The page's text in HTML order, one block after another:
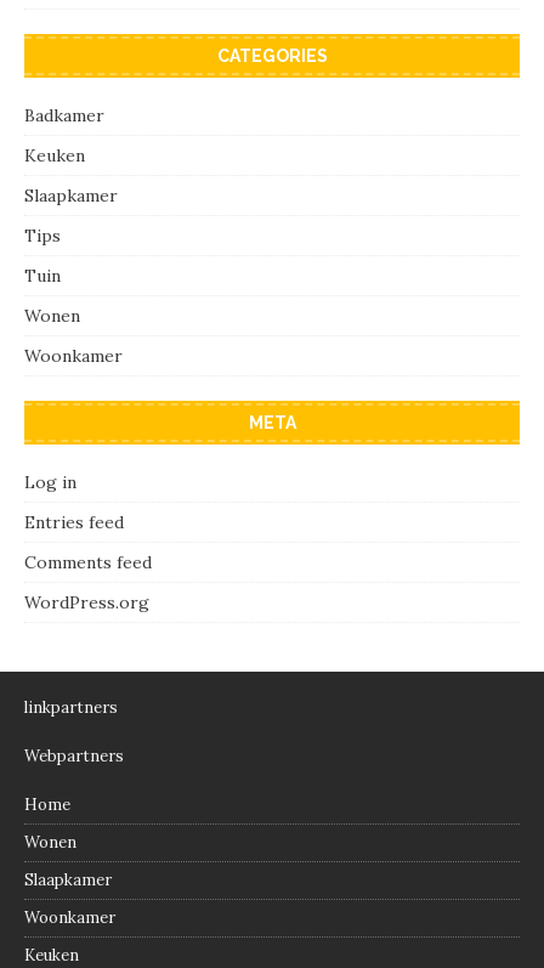
CATEGORIES
Badkamer
Keuken
Slaapkamer
Tips
Tuin
Wonen
Woonkamer
META
Log in
Entries feed
Comments feed
WordPress.org
linkpartners
Webpartners
Home
Wonen
Slaapkamer
Woonkamer
Keuken